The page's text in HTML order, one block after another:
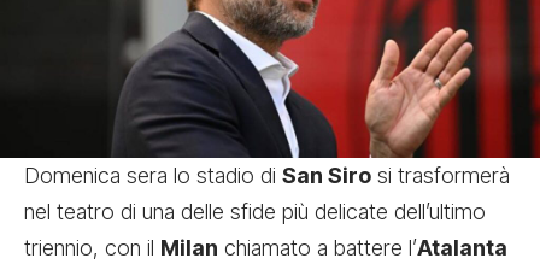
Domenica sera lo stadio di San Siro si trasformerà
nel teatro di una delle sfide più delicate dell’ultimo
triennio, con il Milan chiamato a battere l’Atalanta